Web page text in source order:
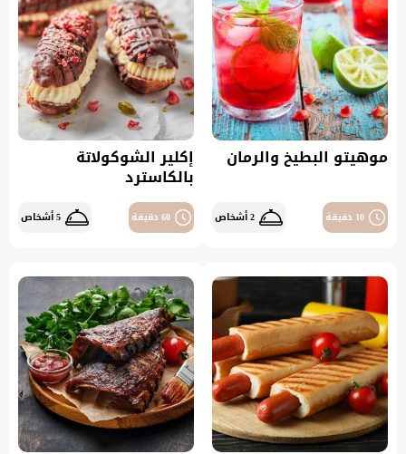
موهيتو البطيخ والرمان
10 دقيقة 2 أشخاص
إكلير الشوكولاتة
بالكاسترد
60 دقيقة 5 أشخاص